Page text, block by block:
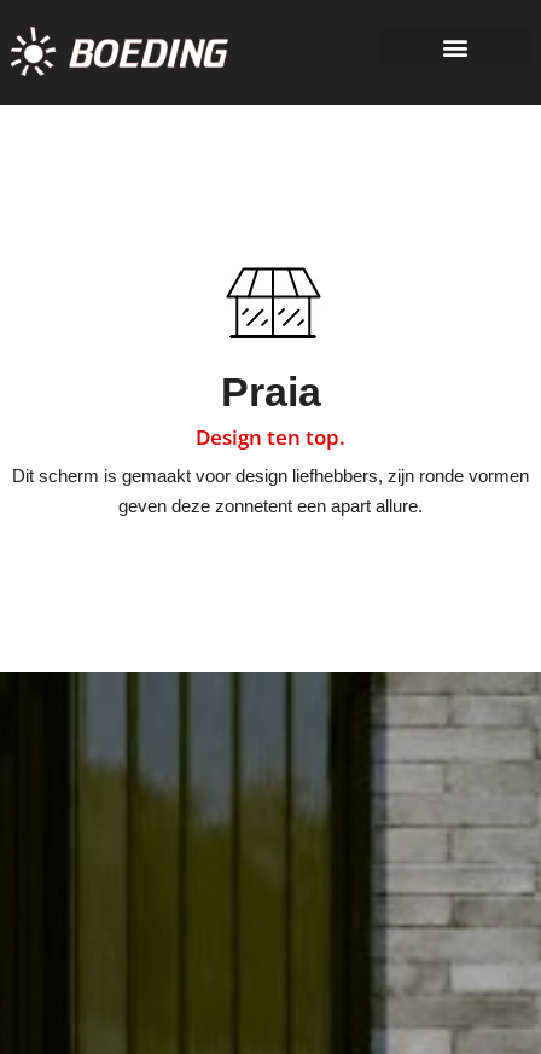
Praia
Design ten top.
Dit scherm is gemaakt voor design liefhebbers, zijn ronde vormen
geven deze zonnetent een apart allure.